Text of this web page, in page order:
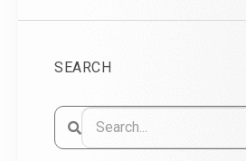
SEARCH